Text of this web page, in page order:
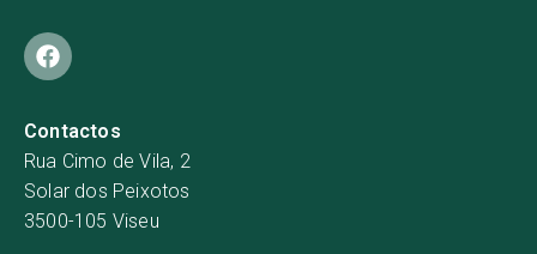
Contactos
Rua Cimo de Vila, 2
Solar dos Peixotos
3500-105 Viseu